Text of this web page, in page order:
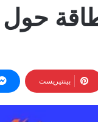
بينتيريست